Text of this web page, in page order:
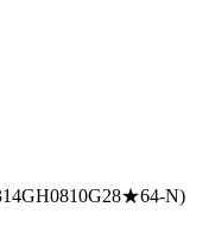
N)